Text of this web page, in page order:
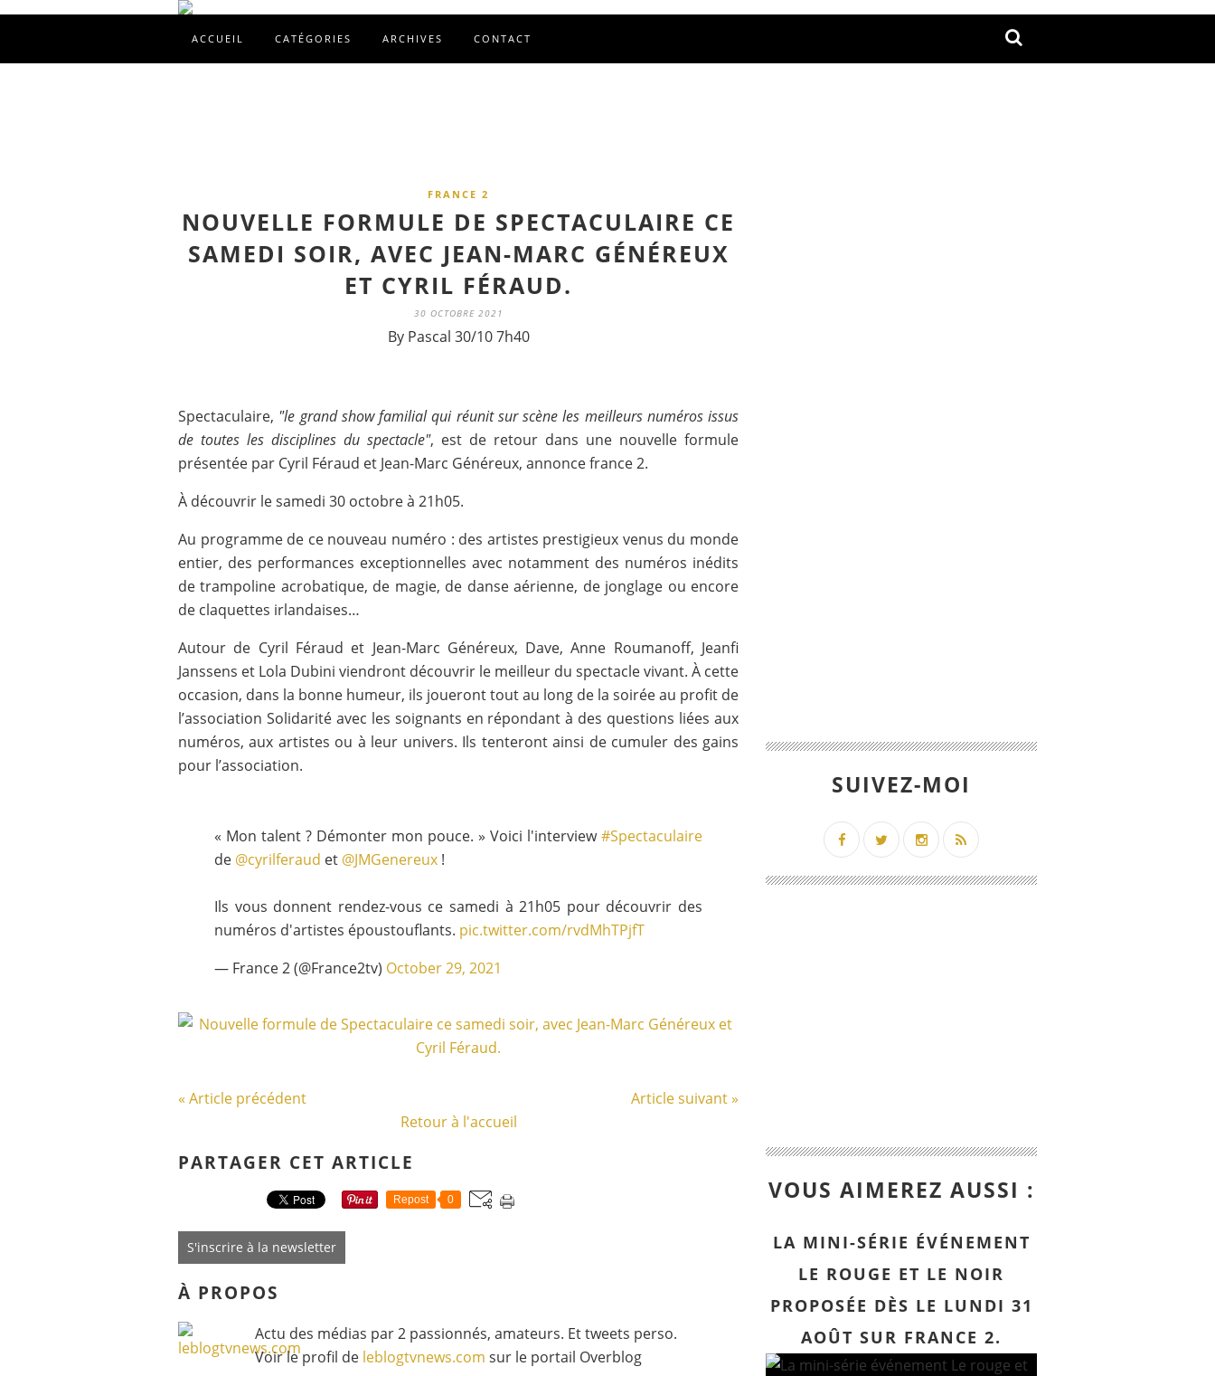
ACCUEIL CATÉGORIES ARCHIVES CONTACT
FRANCE 2
NOUVELLE FORMULE DE SPECTACULAIRE CE
SAMEDI SOIR, AVEC JEAN-MARC GÉNÉREUX
ET CYRIL FÉRAUD.
30 OCTOBRE 2021
By Pascal 30/10 7h40
Spectaculaire, "le grand show familial qui réunit sur scène les meilleurs numéros issus
de toutes les disciplines du spectacle", est de retour dans une nouvelle formule
présentée par Cyril Féraud et Jean-Marc Généreux, annonce france 2.
À découvrir le samedi 30 octobre à 21h05.
Au programme de ce nouveau numéro : des artistes prestigieux venus du monde
entier, des performances exceptionnelles avec notamment des numéros inédits
de trampoline acrobatique, de magie, de danse aérienne, de jonglage ou encore
de claquettes irlandaises…
Autour de Cyril Féraud et Jean-Marc Généreux, Dave, Anne Roumanoff, Jeanfi
Janssens et Lola Dubini viendront découvrir le meilleur du spectacle vivant. À cette
occasion, dans la bonne humeur, ils joueront tout au long de la soirée au profit de
l’association Solidarité avec les soignants en répondant à des questions liées aux
numéros, aux artistes ou à leur univers. Ils tenteront ainsi de cumuler des gains
pour l’association.
« Mon talent ? Démonter mon pouce. » Voici l'interview#Spectaculaire
de @cyrilferaud et @JMGenereux !
Ils vous donnent rendez-vous ce samedi à 21h05 pour découvrir des
numéros d'artistes époustouflants. pic.twitter.com/rvdMhTPjfT
— France 2 (@France2tv) October 29, 2021
« Article précédent
Article suivant »
Retour à l'accueil
PARTAGER CET ARTICLE
Repost 0
S'inscrire à la newsletter
À PROPOS
Actu des médias par 2 passionnés, amateurs. Et tweets perso.
Voir le profil de leblogtvnews.com sur le portail Overblog
SUIVEZ-MOI
VOUS AIMEREZ AUSSI :
LA MINI-SÉRIE ÉVÉNEMENT
LE ROUGE ET LE NOIR
PROPOSÉE DÈS LE LUNDI 31
AOÛT SUR FRANCE 2.